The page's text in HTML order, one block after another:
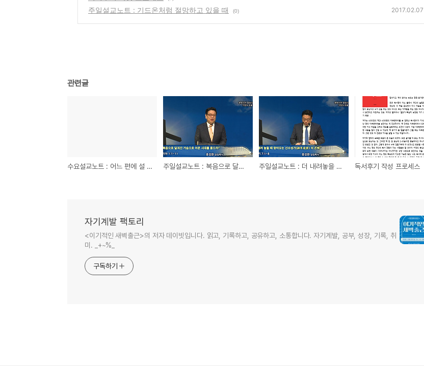
주일설교노트 : 기드온처럼 절망하고 있을 때 (0) 2017.02.07
관련글
수요설교노트 : 어느 편에 설 것인가 (최영훈 목사) 주일설교노트 : 복음으로 달궈진 가슴으로 아픈 시대를 품으라 주일설교노트 : 더 내려놓을 때 찾아오는 신수성가의 은혜 독서후기 작성 프로세스
자기계발 팩토리
<이기적인 새벽출근>의 저자 데이빗입니다. 읽고, 기록하고, 공유하고, 소통합니다. 자기계발, 공부, 성장, 기록, 취
미. _+~%_
구독하기